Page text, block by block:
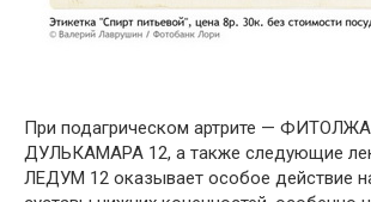
При подагрическом артрите — ФИТОЛЖА
ДУЛЬКАМАРА 12, а также следующие
ЛЕДУМ 12 оказывает особое действие